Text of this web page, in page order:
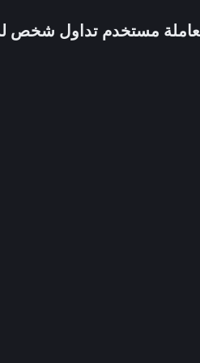
مستخدم تداول